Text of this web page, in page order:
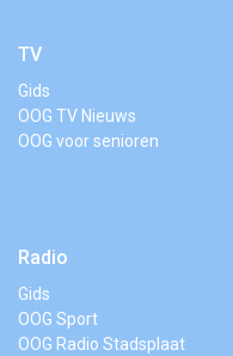
TV
Gids
OOG TV Nieuws
OOG voor senioren
Radio
Gids
OOG Sport
OOG Radio Stadsplaat